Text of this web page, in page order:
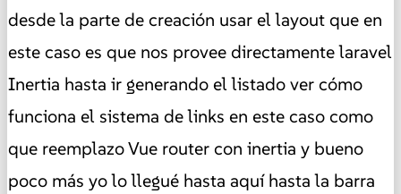
desde la parte de creación usar el layout que en
este caso es que nos provee directamente laravel
Inertia hasta ir generando el listado ver cómo
funciona el sistema de links en este caso como
que reemplazo Vue router con inertia y bueno
poco más yo lo llegué hasta aquí hasta la barra